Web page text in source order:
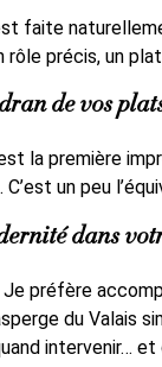
faite
précis, un
de vos
la première
un peu
dans
préfère
du Valais
intervenir…